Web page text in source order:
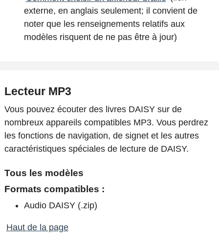
externe, en anglais seulement; il convient de
noter que les renseignements relatifs aux
modèles risquent de ne pas être à jour)
Lecteur MP3
Vous pouvez écouter des livres DAISY sur de
nombreux appareils compatibles MP3. Vous perdrez
les fonctions de navigation, de signet et les autres
caractéristiques spéciales de lecture de DAISY.
Tous les modèles
Formats compatibles :
Audio DAISY (.zip)
Haut de la page